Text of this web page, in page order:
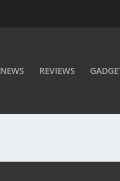
NEWS REVIEWS